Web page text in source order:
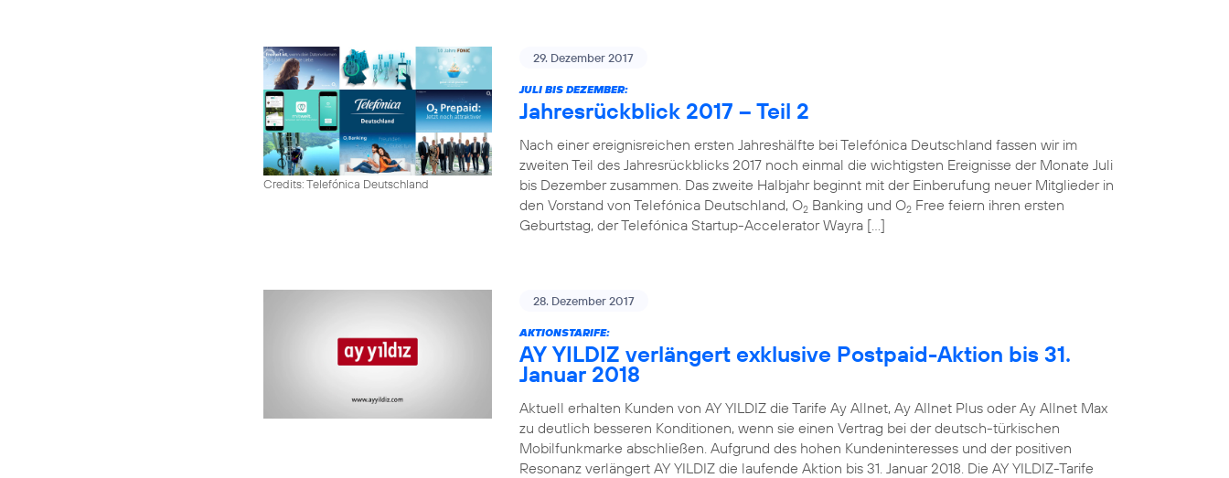
Credits: Telefónica Deutschland
29. Dezember 2017
JULI BIS DEZEMBER:
Jahresrückblick 2017 – Teil 2
Nach einer ereignisreichen ersten Jahreshälfte bei Telefónica Deutschland fassen wir im
zweiten Teil des Jahresrückblicks 2017 noch einmal die wichtigsten Ereignisse der Monate Juli
bis Dezember zusammen. Das zweite Halbjahr beginnt mit der Einberufung neuer Mitglieder in
den Vorstand von Telefónica Deutschland, O2 Banking und O2 Free feiern ihren ersten
Geburtstag, der Telefónica Startup-Accelerator Wayra […]
28. Dezember 2017
AKTIONSTARIFE:
AY YILDIZ verlängert exklusive Postpaid-Aktion bis 31.
Januar 2018
Aktuell erhalten Kunden von AY YILDIZ die Tarife Ay Allnet, Ay Allnet Plus oder Ay Allnet Max
zu deutlich besseren Konditionen, wenn sie einen Vertrag bei der deutsch-türkischen
Mobilfunkmarke abschließen. Aufgrund des hohen Kundeninteresses und der positiven
Resonanz verlängert AY YILDIZ die laufende Aktion bis 31. Januar 2018. Die AY YILDIZ-Tarife